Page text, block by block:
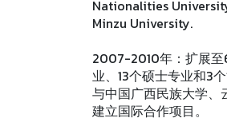
Nationalities
Minzu University.
2007-2010年：扩展
业、13个硕士专业和3
与中国广西民族大学、
建立国际合作项目。